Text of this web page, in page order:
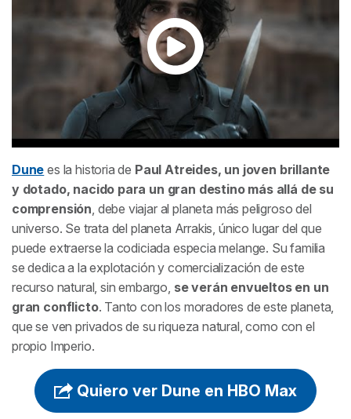
Dune es la historia de Paul Atreides, un joven brillante
y dotado, nacido para un gran destino más allá de su
comprensión, debe viajar al planeta más peligroso del
universo. Se trata del planeta Arrakis, único lugar del que
puede extraerse la codiciada especia melange. Su familia
se dedica a la explotación y comercialización de este
recurso natural, sin embargo, se verán envueltos en un
gran conflicto. Tanto con los moradores de este planeta,
que se ven privados de su riqueza natural, como con el
propio Imperio.
Quiero ver Dune en HBO Max